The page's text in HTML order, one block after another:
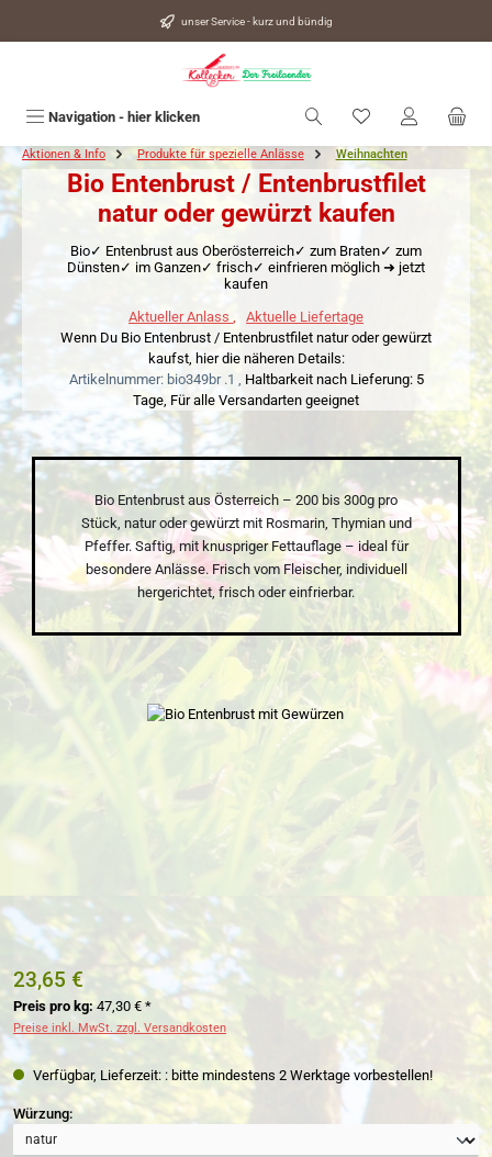
unser Service - kurz und bündig
Navigation - hier klicken Du hast 0
Aktionen & Info Produkte für spezielle Anlässe Weihnachten
Bio Entenbrust / Entenbrustfilet
natur oder gewürzt kaufen
Bio✓ Entenbrust aus Oberösterreich✓ zum Braten✓ zum
Dünsten✓ im Ganzen✓ frisch✓ einfrieren möglich ➜ jetzt
kaufen
Aktueller Anlass
Aktuelle Liefertage
Wenn Du Bio Entenbrust / Entenbrustfilet natur oder gewürzt
kaufst, hier die näheren Details:
Artikelnummer: bio349br .1 , Haltbarkeit nach Lieferung: 5
Tage, Für alle Versandarten geeignet
Bio Entenbrust aus Österreich – 200 bis 300g pro
Stück, natur oder gewürzt mit Rosmarin, Thymian und
Pfeffer. Saftig, mit knuspriger Fettauflage – ideal für
besondere Anlässe. Frisch vom Fleischer, individuell
hergerichtet, frisch oder einfrierbar.
Bildergalerie überspringen
23,65 €
Preis pro kg: 47,30 € *
Preise inkl. MwSt. zzgl. Versandkosten
Verfügbar, Lieferzeit: : bitte mindestens 2 Werktage vorbestellen!
Würzung:auswählen